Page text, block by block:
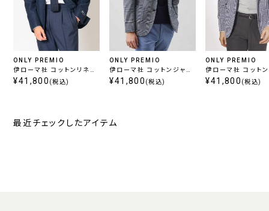
ONLY PREMIO
伊ローマ社 コットンリネン
ジャージージャケット ネイ
¥41,800 (税込)
ONLY PREMIO
伊ローマ社 コットンジャー
ジージャケット ネイビーチ
¥41,800 (税込)
ONLY PREMIO
伊ローマ社 コット
ジージャケット ブ
¥41,800 (税込)
最近チェックしたアイテム